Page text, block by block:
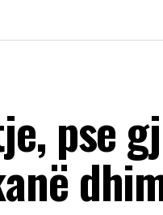
pse